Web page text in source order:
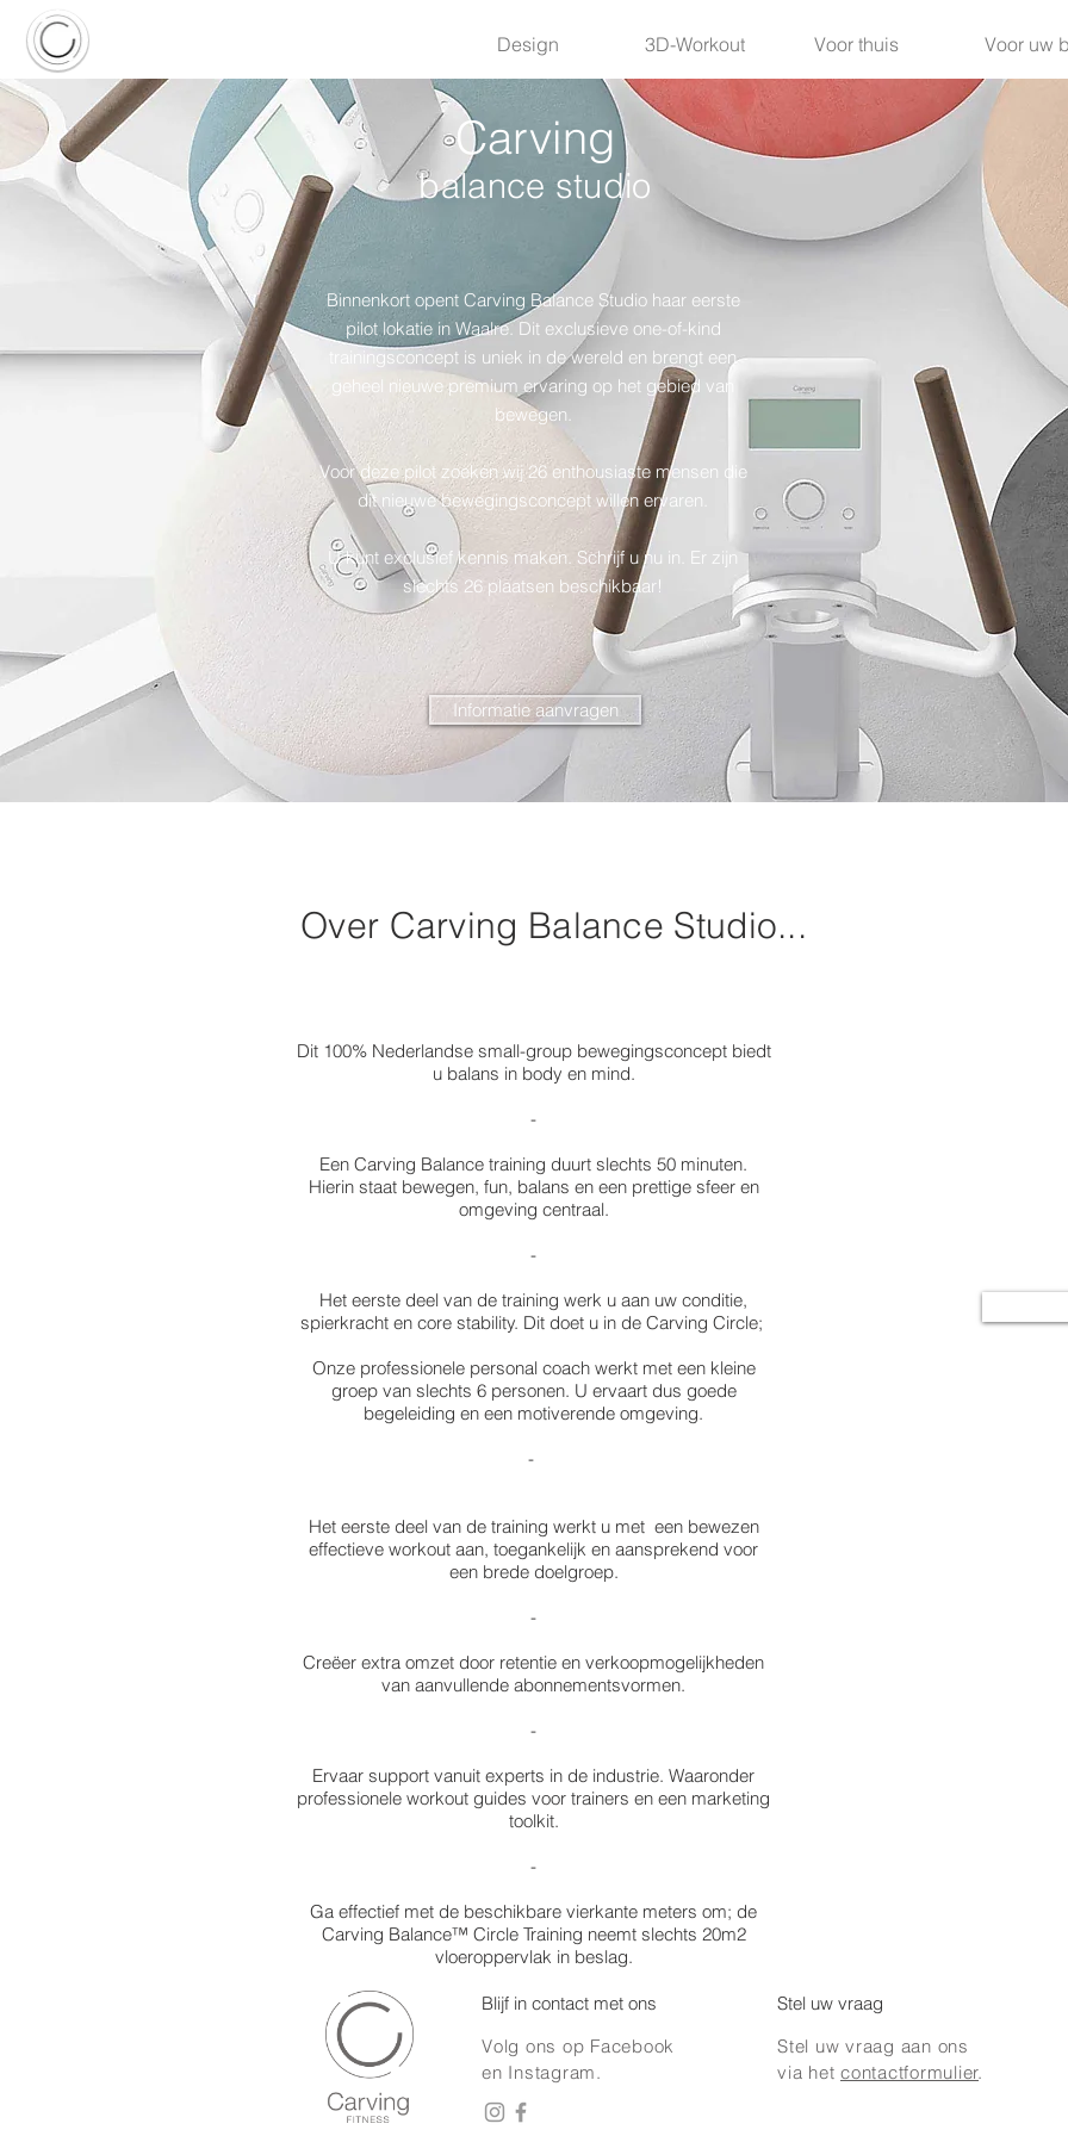
Design 3D-Workout Voor thuis Voor uw
Binnenkort opent Carving Balance Studio haar eerste
pilot lokatie in Waalre. Dit exclusieve one-of-kind
trainingsconcept is uniek in de wereld en brengt een
geheel nieuwe premium ervaring op het gebied van
bewegen.
Voor deze pilot zoeken wij 26 enthousiaste mensen die
dit nieuwe bewegingsconcept willen ervaren.
U kunt exclusief kennis maken. Schrijf u nu in. Er zijn
slechts 26 plaatsen beschikbaar!
Informatie aanvragen
Carving
balance studio
Over Carving Balance Studio...
Dit 100% Nederlandse small-group bewegingsconcept biedt
u balans in body en mind.
-
Een Carving Balance training duurt slechts 50 minuten.
Hierin staat bewegen, fun, balans en een prettige sfeer en
omgeving centraal.
-
Het eerste deel van de training werk u aan uw conditie,
spierkracht en core stability. Dit doet u in de Carving Circle;
Onze professionele personal coach werkt met een kleine
groep van slechts 6 personen. U ervaart dus goede
begeleiding en een motiverende omgeving.
-
Het eerste deel van de training werkt u met een bewezen
effectieve workout aan, toegankelijk en aansprekend voor
een brede doelgroep.
-
Creëer extra omzet door retentie en verkoopmogelijkheden
van aanvullende abonnementsvormen.
-
Ervaar support vanuit experts in de industrie. Waaronder
professionele workout guides voor trainers en een marketing
toolkit.
-
Ga effectief met de beschikbare vierkante meters om; de
Carving Balance™ Circle Training neemt slechts 20m2
vloeroppervlak in beslag.
Blijf in contact met ons
Volg ons op Facebook
en Instagram.
Stel uw vraag
Stel uw vraag aan ons
via het contactformulier.